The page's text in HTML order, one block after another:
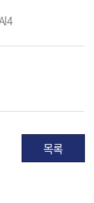
목록